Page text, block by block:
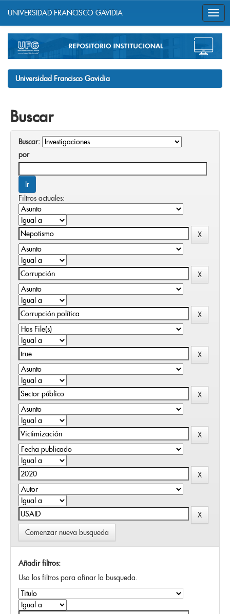
navigation
UNIVERSIDAD FRANCISCO GAVIDIA
Universidad Francisco Gavidia
Buscar
Buscar:
por
Filtros actuales:
Comenzar nueva busqueda
Añadir filtros:
Usa los filtros para afinar la busqueda.